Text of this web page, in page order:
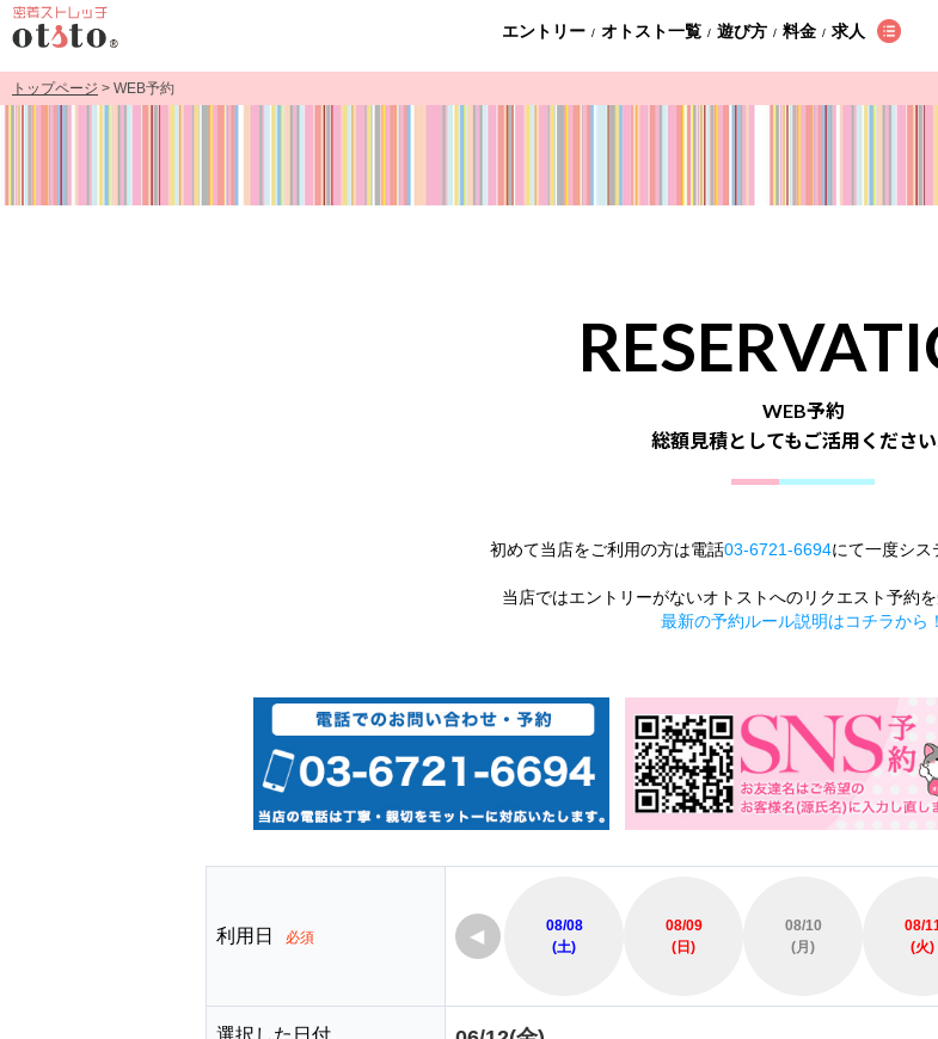
エントリー / オトスト一覧 / 遊び方 / 料金 / 求人
トップページ > WEB予約
WEB予約
総額見積としてもご活用ください
初めて当店をご利用の方は電話03-6721-6694にて一度シス
当店ではエントリーがないオトストへのリクエスト予約を
最新の予約ルール説明はコチラから！
利用日 必須 ◀
08/08
(土)
08/09
(日)
08/10
(月)
08/
(火)